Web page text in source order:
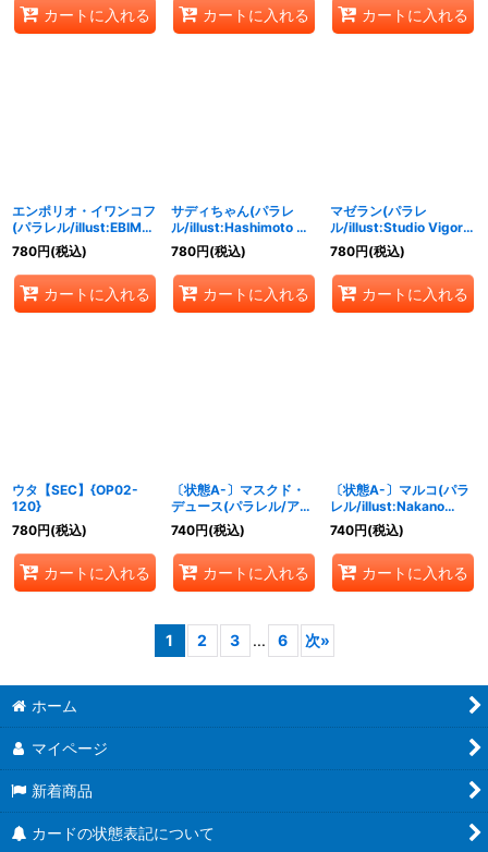
カートに入れる カートに入れる カートに入れる
エンポリオ・イワンコフ
(パラレル/illust:EBIMO)
【SR/P】{OP02-051}
780円(税込)
カートに入れる
サディちゃん(パラレ
ル/illust:Hashimoto Q)
【R/P】{OP02-073}
780円(税込)
カートに入れる
マゼラン(パラレ
ル/illust:Studio Vigor
Co.Ltd)【SR/P】
{OP02-085}
780円(税込)
カートに入れる
ウタ【SEC】{OP02-
120}
780円(税込)
カートに入れる
〔状態A-〕マスクド・
デュース(パラレル/アニ
メイラスト)【R/P】
{OP02-017}
740円(税込)
カートに入れる
〔状態A-〕マルコ(パラ
レル/illust:Nakano
Haito)【R/P】{OP02-
018}
740円(税込)
カートに入れる
1 2 3 ... 6 次»
ホーム
マイページ
新着商品
カードの状態表記について